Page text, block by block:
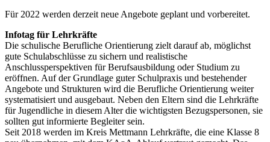
Für 2022 werden derzeit neue Angebote geplant und vorbereitet.
Infotag für Lehrkräfte
Die schulische Berufliche Orientierung zielt darauf ab, möglichst
gute Schulabschlüsse zu sichern und realistische
Anschlussperspektiven für Berufsausbildung oder Studium zu
eröffnen. Auf der Grundlage guter Schulpraxis und bestehender
Angebote und Strukturen wird die Berufliche Orientierung weiter
systematisiert und ausgebaut. Neben den Eltern sind die Lehrkräfte
für Jugendliche in diesem Alter die wichtigsten Bezugspersonen, sie
sollten gut informierte Begleiter sein.
Seit 2018 werden im Kreis Mettmann Lehrkräfte, die eine Klasse 8